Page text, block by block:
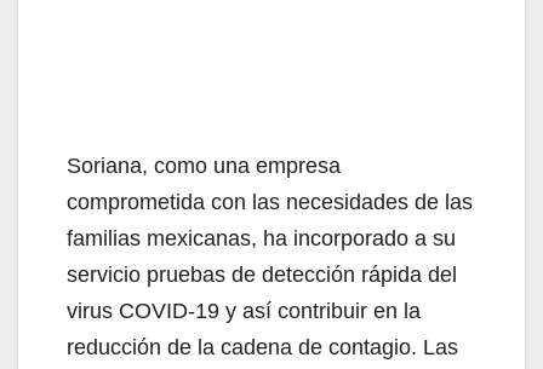
Soriana, como una empresa
comprometida con las necesidades de las
familias mexicanas, ha incorporado a su
servicio pruebas de detección rápida del
virus COVID-19 y así contribuir en la
reducción de la cadena de contagio. Las